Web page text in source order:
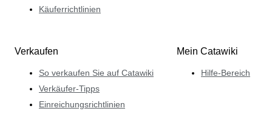
Käuferrichtlinien
Verkaufen
So verkaufen Sie auf Catawiki
Verkäufer-Tipps
Einreichungsrichtlinien
Mein Catawiki
Hilfe-Bereich